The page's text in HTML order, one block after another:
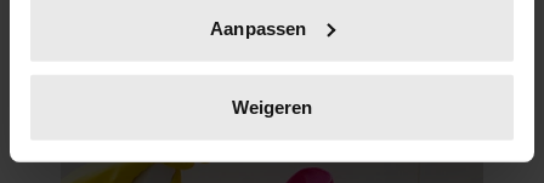
scannen op specifieke eigenschappen (fingerprinting)
verwerkt en stel uw voorkeuren in het
intrekken in de Cookieverklaring.
Aanpassen
Weigeren